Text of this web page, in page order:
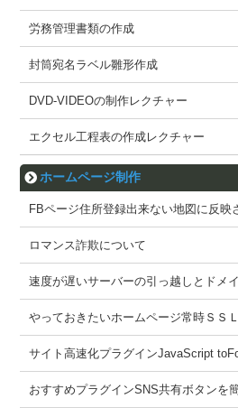
労務管理書類の作成
封筒宛名ラベル雛形作成
DVD-VIDEOの制作レクチャー
エクセル工程表の作成レクチャー
ホームページ制作
FBページ住所登録出来ない地図に反映
ロマンス詐欺について
速度が遅いサーバーの引っ越しとドメ
やっておきたいホームページ常時ＳＳＬ
サイト高速化プラグインJavaScript
おすすめプラグインSNS共有ボタンを